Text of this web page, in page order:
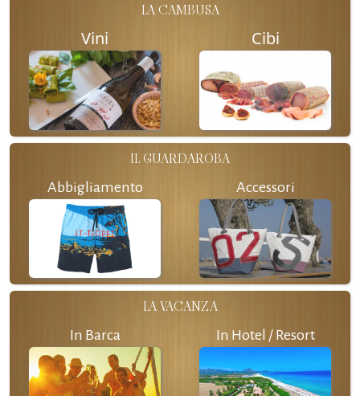
LA CAMBUSA
Vini Cibi
IL GUARDAROBA
Abbigliamento Accessori
LA VACANZA
In Barca In Hotel / Resort